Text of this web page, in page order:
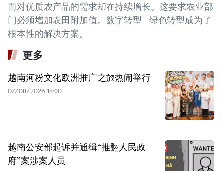
而对优质农产品的需求却在持续增长。这要求农业部
门必须增加农田附加值。数字转型 - 绿色转型成为了
根本性的解决方案。
更多
越南河粉文化欧洲推广之旅热闹举行
07/08/2026 18:00
越南公安部起诉并通缉“推翻人民政
府”案涉案人员